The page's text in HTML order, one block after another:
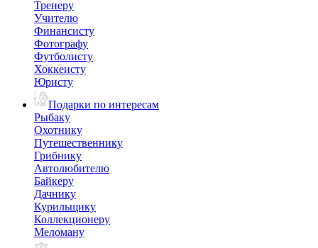
Тренеру
Учителю
Финансисту
Фотографу
Футболисту
Хоккеисту
Юристу
Подарки по интересам
Рыбаку
Охотнику
Путешественнику
Грибнику
Автолюбителю
Байкеру
Дачнику
Курильщику
Коллекционеру
Меломану